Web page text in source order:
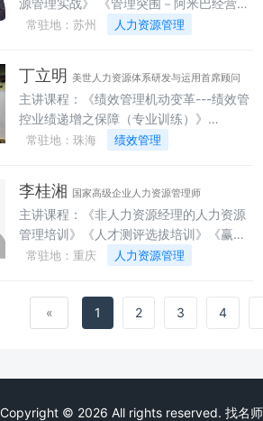
源管理实战》 《管理突围－阿米巴经营模
式导入》 《赢在中层--MTP中层管理者通
《高效团队建设与管理》 《基于人力资源
管理思维的领导力提升》 《国央企规范化
管理与运营效率提升》 《绩效管理闭环实
战》《企业商务与职业礼仪》 《沟通解码
艺术》 《精准招聘与结构化面试技巧》
《人力资源管理六大模块基础与提升》
《高绩效团队打造的五大策略》 《全员执
行力》《高效会议》 《员工职业生涯规划
与职业发展》
常驻地：苏州 人力资源管理
丁立明 美世人力资源体系研发与运用首席顾问
主讲课程：《绩效管理机动变革---绩效管
控业绩递增之保障（专业训练）》
《PDCA---R 品质效益与标准化》《组织
建》《绩效体系构建及跟踪》《培训体系
建立及改善，企业大学建立与运作/管理》
《工厂现场管理与改善》《管理能力开发
与训练及管理能力模型设计》《制程体系
局与管理开发》
常驻地：珠海 绩效管理
李桂湘 国家高级企业人力资源管理师
主讲课程：《非人力资源经理的人力资源
管理培训》《人才测评选拔培训》《赢在
绩效管理提升》《基于测评的应用技巧培
《招聘甄选与面试技巧》
常驻地：重庆 人力资源管理
« 1 2 3 4
Copyright © 2026 All rights reserved. 找名